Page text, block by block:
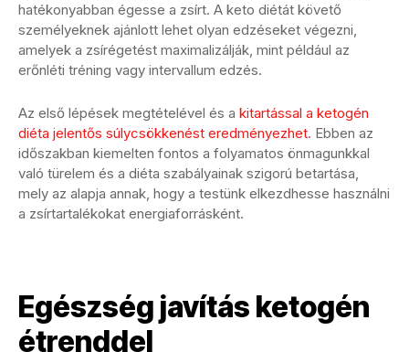
hatékonyabban égesse a zsírt. A keto diétát követő
személyeknek ajánlott lehet olyan edzéseket végezni,
amelyek a zsírégetést maximalizálják, mint például az
erőnléti tréning vagy intervallum edzés.
Az első lépések megtételével és a kitartással a ketogén
diéta jelentős súlycsökkenést eredményezhet. Ebben az
időszakban kiemelten fontos a folyamatos önmagunkkal
való türelem és a diéta szabályainak szigorú betartása,
mely az alapja annak, hogy a testünk elkezdhesse használni
a zsírtartalékokat energiaforrásként.
Egészség javítás ketogén
étrenddel